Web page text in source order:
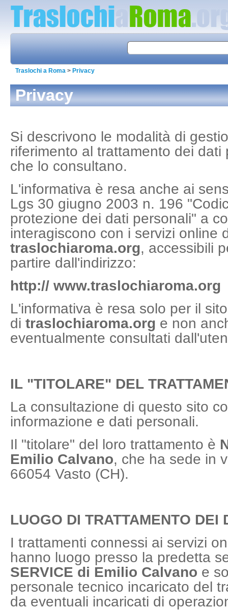
Traslochi a Roma > Privacy
Privacy
Si descrivono le modalità di
riferimento al trattamento dei
che lo consultano.
L'informativa è resa anche ai
Lgs 30 giugno 2003 n. 196
protezione dei dati personali" a
interagiscono con i servizi online
traslochiaroma.org, accessibili
partire dall'indirizzo:
http:// www.traslochiaroma.org
L'informativa è resa solo per il sito
di traslochiaroma.org e non
eventualmente consultati
IL "TITOLARE" DEL
La consultazione di questo sito
informazione e dati personali.
Il "titolare" del loro trattamento è
Emilio Calvano, che ha sede in
66054 Vasto (CH).
LUOGO DI TRATTAMENTO DEI
I trattamenti connessi ai servizi
hanno luogo presso la predetta
SERVICE di Emilio Calvano e
personale tecnico incaricato del
da eventuali incaricati di